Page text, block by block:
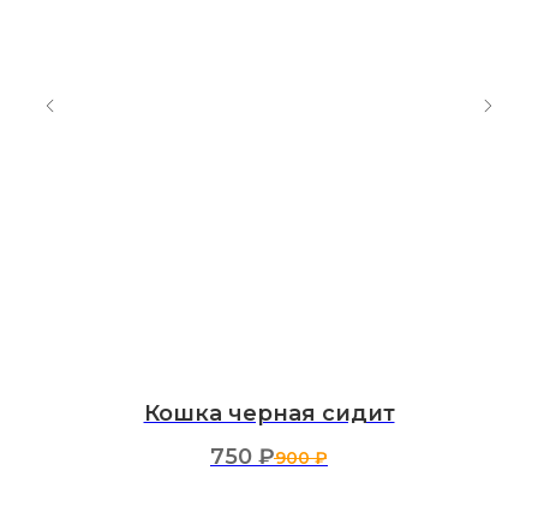
Кошка черная сидит
750 ₽900 ₽